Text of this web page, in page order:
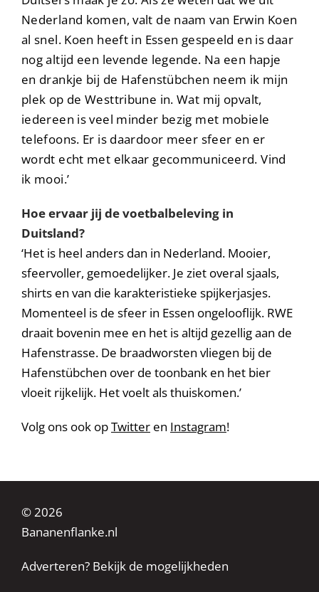
Nederland komen, valt de naam van Erwin Koen
al snel. Koen heeft in Essen gespeeld en is daar
nog altijd een levende legende. Na een hapje
en drankje bij de Hafenstübchen neem ik mijn
plek op de Westtribune in. Wat mij opvalt,
iedereen is veel minder bezig met mobiele
telefoons. Er is daardoor meer sfeer en er
wordt echt met elkaar gecommuniceerd. Vind
ik mooi.’
Hoe ervaar jij de voetbalbeleving in
Duitsland?
‘Het is heel anders dan in Nederland. Mooier,
sfeervoller, gemoedelijker. Je ziet overal sjaals,
shirts en van die karakteristieke spijkerjasjes.
Momenteel is de sfeer in Essen ongelooflijk. RWE
draait bovenin mee en het is altijd gezellig aan de
Hafenstrasse. De braadworsten vliegen bij de
Hafenstübchen over de toonbank en het bier
vloeit rijkelijk. Het voelt als thuiskomen.’
Volg ons ook opTwitter en Instagram!
© 2026
Bananenflanke.nl
Adverteren? Bekijk de mogelijkheden